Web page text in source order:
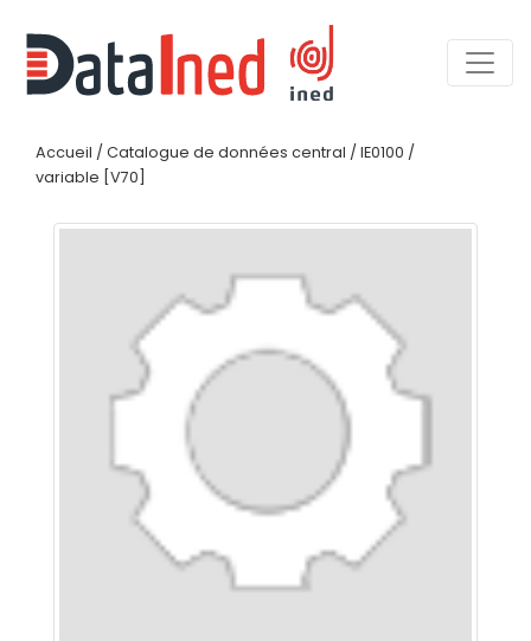
Accueil / Catalogue de données central / IE0100 /
variable [V70]